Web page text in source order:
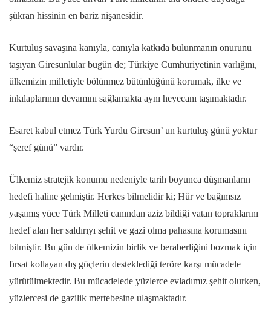
şükran hissinin en bariz nişanesidir.
Kurtuluş savaşına kanıyla, canıyla katkıda bulunmanın onurunu
taşıyan Giresunlular bugün de; Türkiye Cumhuriyetinin varlığını,
ülkemizin milletiyle bölünmez bütünlüğünü korumak, ilke ve
inkılaplarının devamını sağlamakta aynı heyecanı taşımaktadır.
Esaret kabul etmez Türk Yurdu Giresun’ un kurtuluş günü yoktur
“şeref günü” vardır.
Ülkemiz stratejik konumu nedeniyle tarih boyunca düşmanların
hedefi haline gelmiştir. Herkes bilmelidir ki; Hür ve bağımsız
yaşamış yüce Türk Milleti canından aziz bildiği vatan topraklarını
hedef alan her saldırıyı şehit ve gazi olma pahasına korumasını
bilmiştir. Bu gün de ülkemizin birlik ve beraberliğini bozmak için
fırsat kollayan dış güçlerin desteklediği teröre karşı mücadele
yürütülmektedir. Bu mücadelede yüzlerce evladımız şehit olurken,
yüzlercesi de gazilik mertebesine ulaşmaktadır.